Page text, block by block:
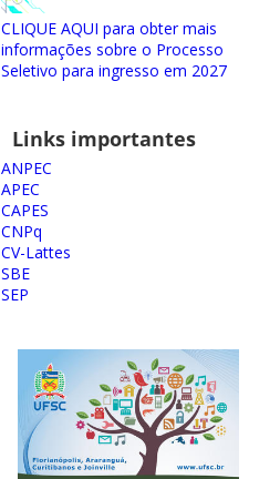
CLIQUE AQUI para obter mais
informações sobre o Processo
Seletivo para ingresso em 2027
Links importantes
ANPEC
APEC
CAPES
CNPq
CV-Lattes
SBE
SEP